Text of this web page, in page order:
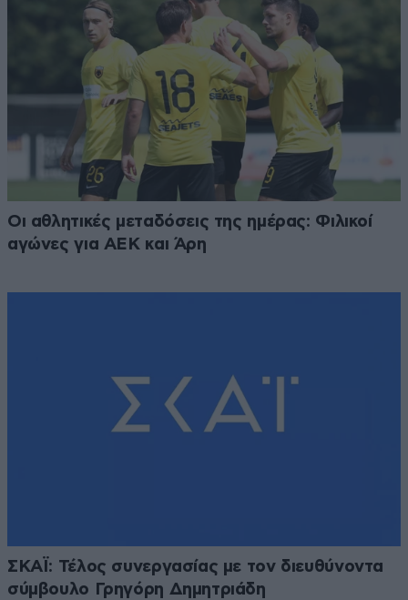
Οι αθλητικές μεταδόσεις της ημέρας: Φιλικοί
αγώνες για ΑΕΚ και Άρη
ΣΚΑΪ: Τέλος συνεργασίας με τον διευθύνοντα
σύμβουλο Γρηγόρη Δημητριάδη